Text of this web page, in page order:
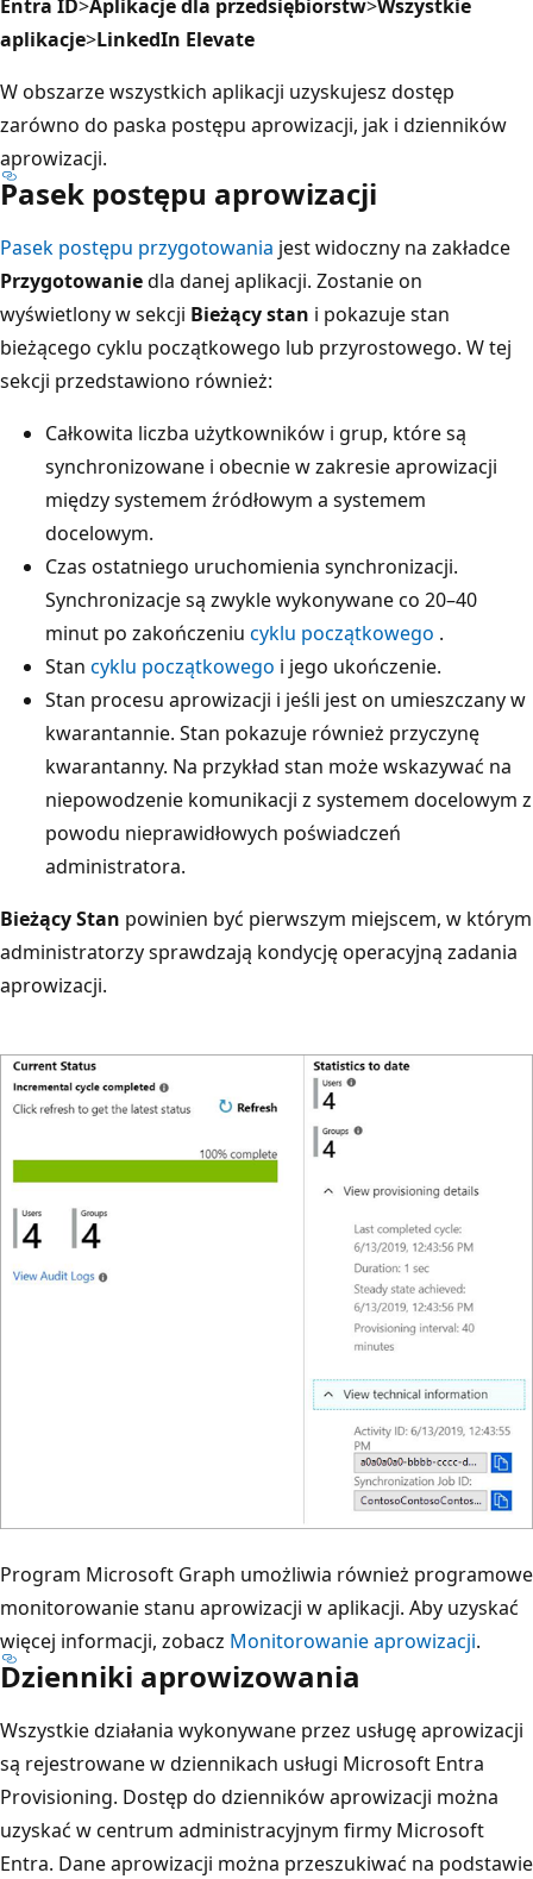
Entra ID>Aplikacje dla przedsiębiorstw>Wszystkie
aplikacje>LinkedIn Elevate
W obszarze wszystkich aplikacji uzyskujesz dostęp
zarówno do paska postępu aprowizacji, jak i dzienników
aprowizacji.
Pasek postępu aprowizacji
Pasek postępu przygotowania jest widoczny na zakładce
Przygotowaniedla danej aplikacji. Zostanie on
wyświetlony w sekcji Bieżący stan i pokazuje stan
bieżącego cyklu początkowego lub przyrostowego. W tej
sekcji przedstawiono również:
Całkowita liczba użytkowników i grup, które są
synchronizowane i obecnie w zakresie aprowizacji
między systemem źródłowym a systemem
docelowym.
Czas ostatniego uruchomienia synchronizacji.
Synchronizacje są zwykle wykonywane co 20–40
minut po zakończeniu cyklu początkowego .
Stan cyklu początkowego i jego ukończenie.
Stan procesu aprowizacji i jeśli jest on umieszczany w
kwarantannie. Stan pokazuje również przyczynę
kwarantanny. Na przykład stan może wskazywać na
niepowodzenie komunikacji z systemem docelowym z
powodu nieprawidłowych poświadczeń
administratora.
Bieżący Stan powinien być pierwszym miejscem, w którym
administratorzy sprawdzają kondycję operacyjną zadania
aprowizacji.
Program Microsoft Graph umożliwia również programowe
monitorowanie stanu aprowizacji w aplikacji. Aby uzyskać
więcej informacji, zobacz Monitorowanie aprowizacji.
Dzienniki aprowizowania
Wszystkie działania wykonywane przez usługę aprowizacji
są rejestrowane w dziennikach usługi Microsoft Entra
Provisioning. Dostęp do dzienników aprowizacji można
uzyskać w centrum administracyjnym firmy Microsoft
Entra. Dane aprowizacji można przeszukiwać na podstawie